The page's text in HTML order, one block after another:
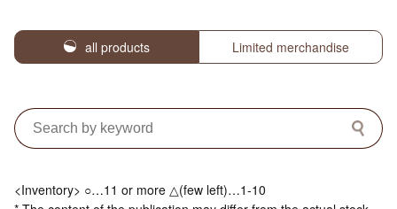
all products Limited merchandise
<Inventory> ○…11 or more △(few left)…1-10